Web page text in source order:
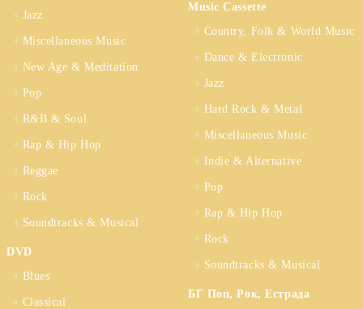
Jazz
Miscellaneous Music
New Age & Meditation
Pop
R&B & Soul
Rap & Hip Hop
Reggae
Rock
Soundtracks & Musical
DVD
Blues
Classical
Music Cassette
Country, Folk & World Music
Dance & Electronic
Jazz
Hard Rock & Metal
Miscellaneous Music
Indie & Alternative
Pop
Rap & Hip Hop
Rock
Soundtracks & Musical
БГ Поп, Рок, Естрада